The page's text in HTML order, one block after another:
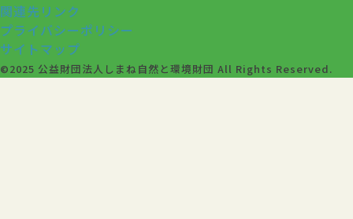
関連先リンク
プライバシーポリシー
サイトマップ
©2025 公益財団法人しまね自然と環境財団 All Rights Reserved.